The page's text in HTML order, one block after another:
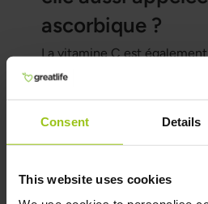
Consent Details
This website uses cookies
ascorbique ?
La vitamine C est
nom d’acide ascorbique, un
de l’acide ascorbique ; elle
fonctions et propriétés.